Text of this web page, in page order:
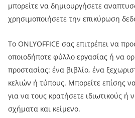
μπορείτε να δημιουργήσετε
χρησιμοποιήσετε την επικύρωση
Το ONLYOFFICE σας επιτρέπει να
οποιοδήποτε φύλλο εργασίας ή να
προστασίας: ένα βιβλίο, ένα
κελιών ή τύπους. Μπορείτε επίσης
για να τους κρατήσετε ιδιωτικούς ή
σχήματα και κείμενο.